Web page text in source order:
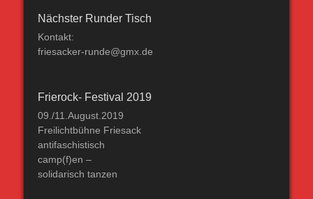
Nächster Runder Tisch
Kontakt:
friesacker-runde@gmx.de
Frierock- Festival 2019
09./11.August.2019
Freilichtbühne Friesack
antifaschistisch
camp(f)en –
solidarisch tanzen